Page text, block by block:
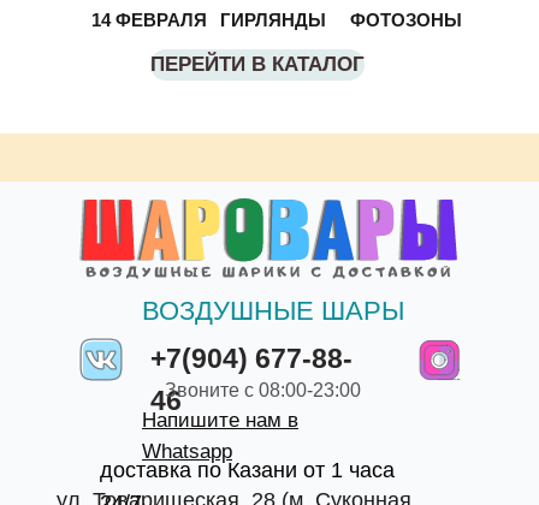
ГИРЛЯНДЫ
ПЕРЕЙТИ В КАТАЛОГ
ФОТОЗОНЫ
14 ФЕВРАЛЯ
+7(904) 677-88-
46
ВОЗДУШНЫЕ ШАРЫ
доставка по Казани от 1 часа
Звоните с 08:00-23:00
Напишите нам в
Whatsapp
ул. Товарищеская, 28 (м. Суконная